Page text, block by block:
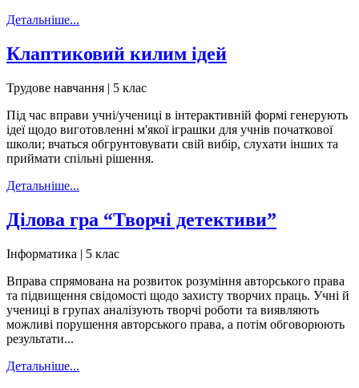
Детальніше...
Клаптиковий килим ідей
Трудове навчання | 5 клас
Під час вправи учні/учениці в інтерактивній формі генерують
ідеї щодо виготовленні м'якої іграшки для учнів початкової
школи; вчаться обгрунтовувати свій вибір, слухати інших та
приймати спільні рішення.
Детальніше...
Ділова гра “Творчі детективи”
Інформатика | 5 клас
Вправа спрямована на розвиток розуміння авторського права
та підвищення свідомості щодо захисту творчих праць. Учні й
учениці в групах аналізують творчі роботи та виявляють
можливі порушення авторського права, а потім обговорюють
результати...
Детальніше...